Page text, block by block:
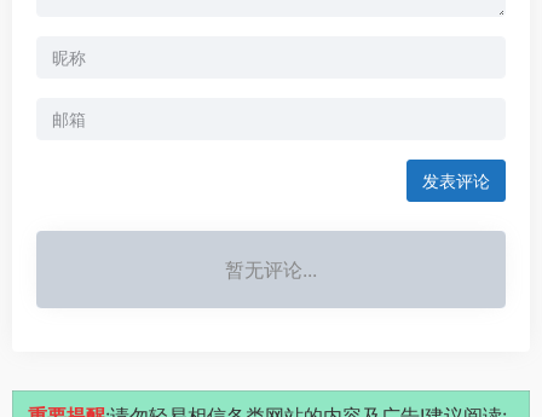
发表评论
暂无评论...